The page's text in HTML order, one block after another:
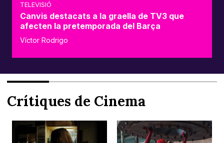
TELEVISIÓ
Canvis destacats a la graella de TV3 que
afecten la pretemporada del Barça
Víctor Rodrigo
Crítiques de Cinema